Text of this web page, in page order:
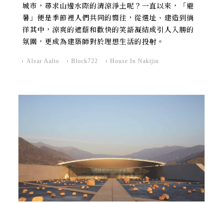
城市，尋求山邊水際的清涼淨土呢？一直以來，「避
暑」便是季節裡人們共同的嚮往，從選址、建造到徜
徉其中，涼爽的遮蔭和歡快的笑語凝結成引人入勝的
氛圍，更成為建築師對於理想生活的投射。
Alvar Aalto Block722 House In Nakijin